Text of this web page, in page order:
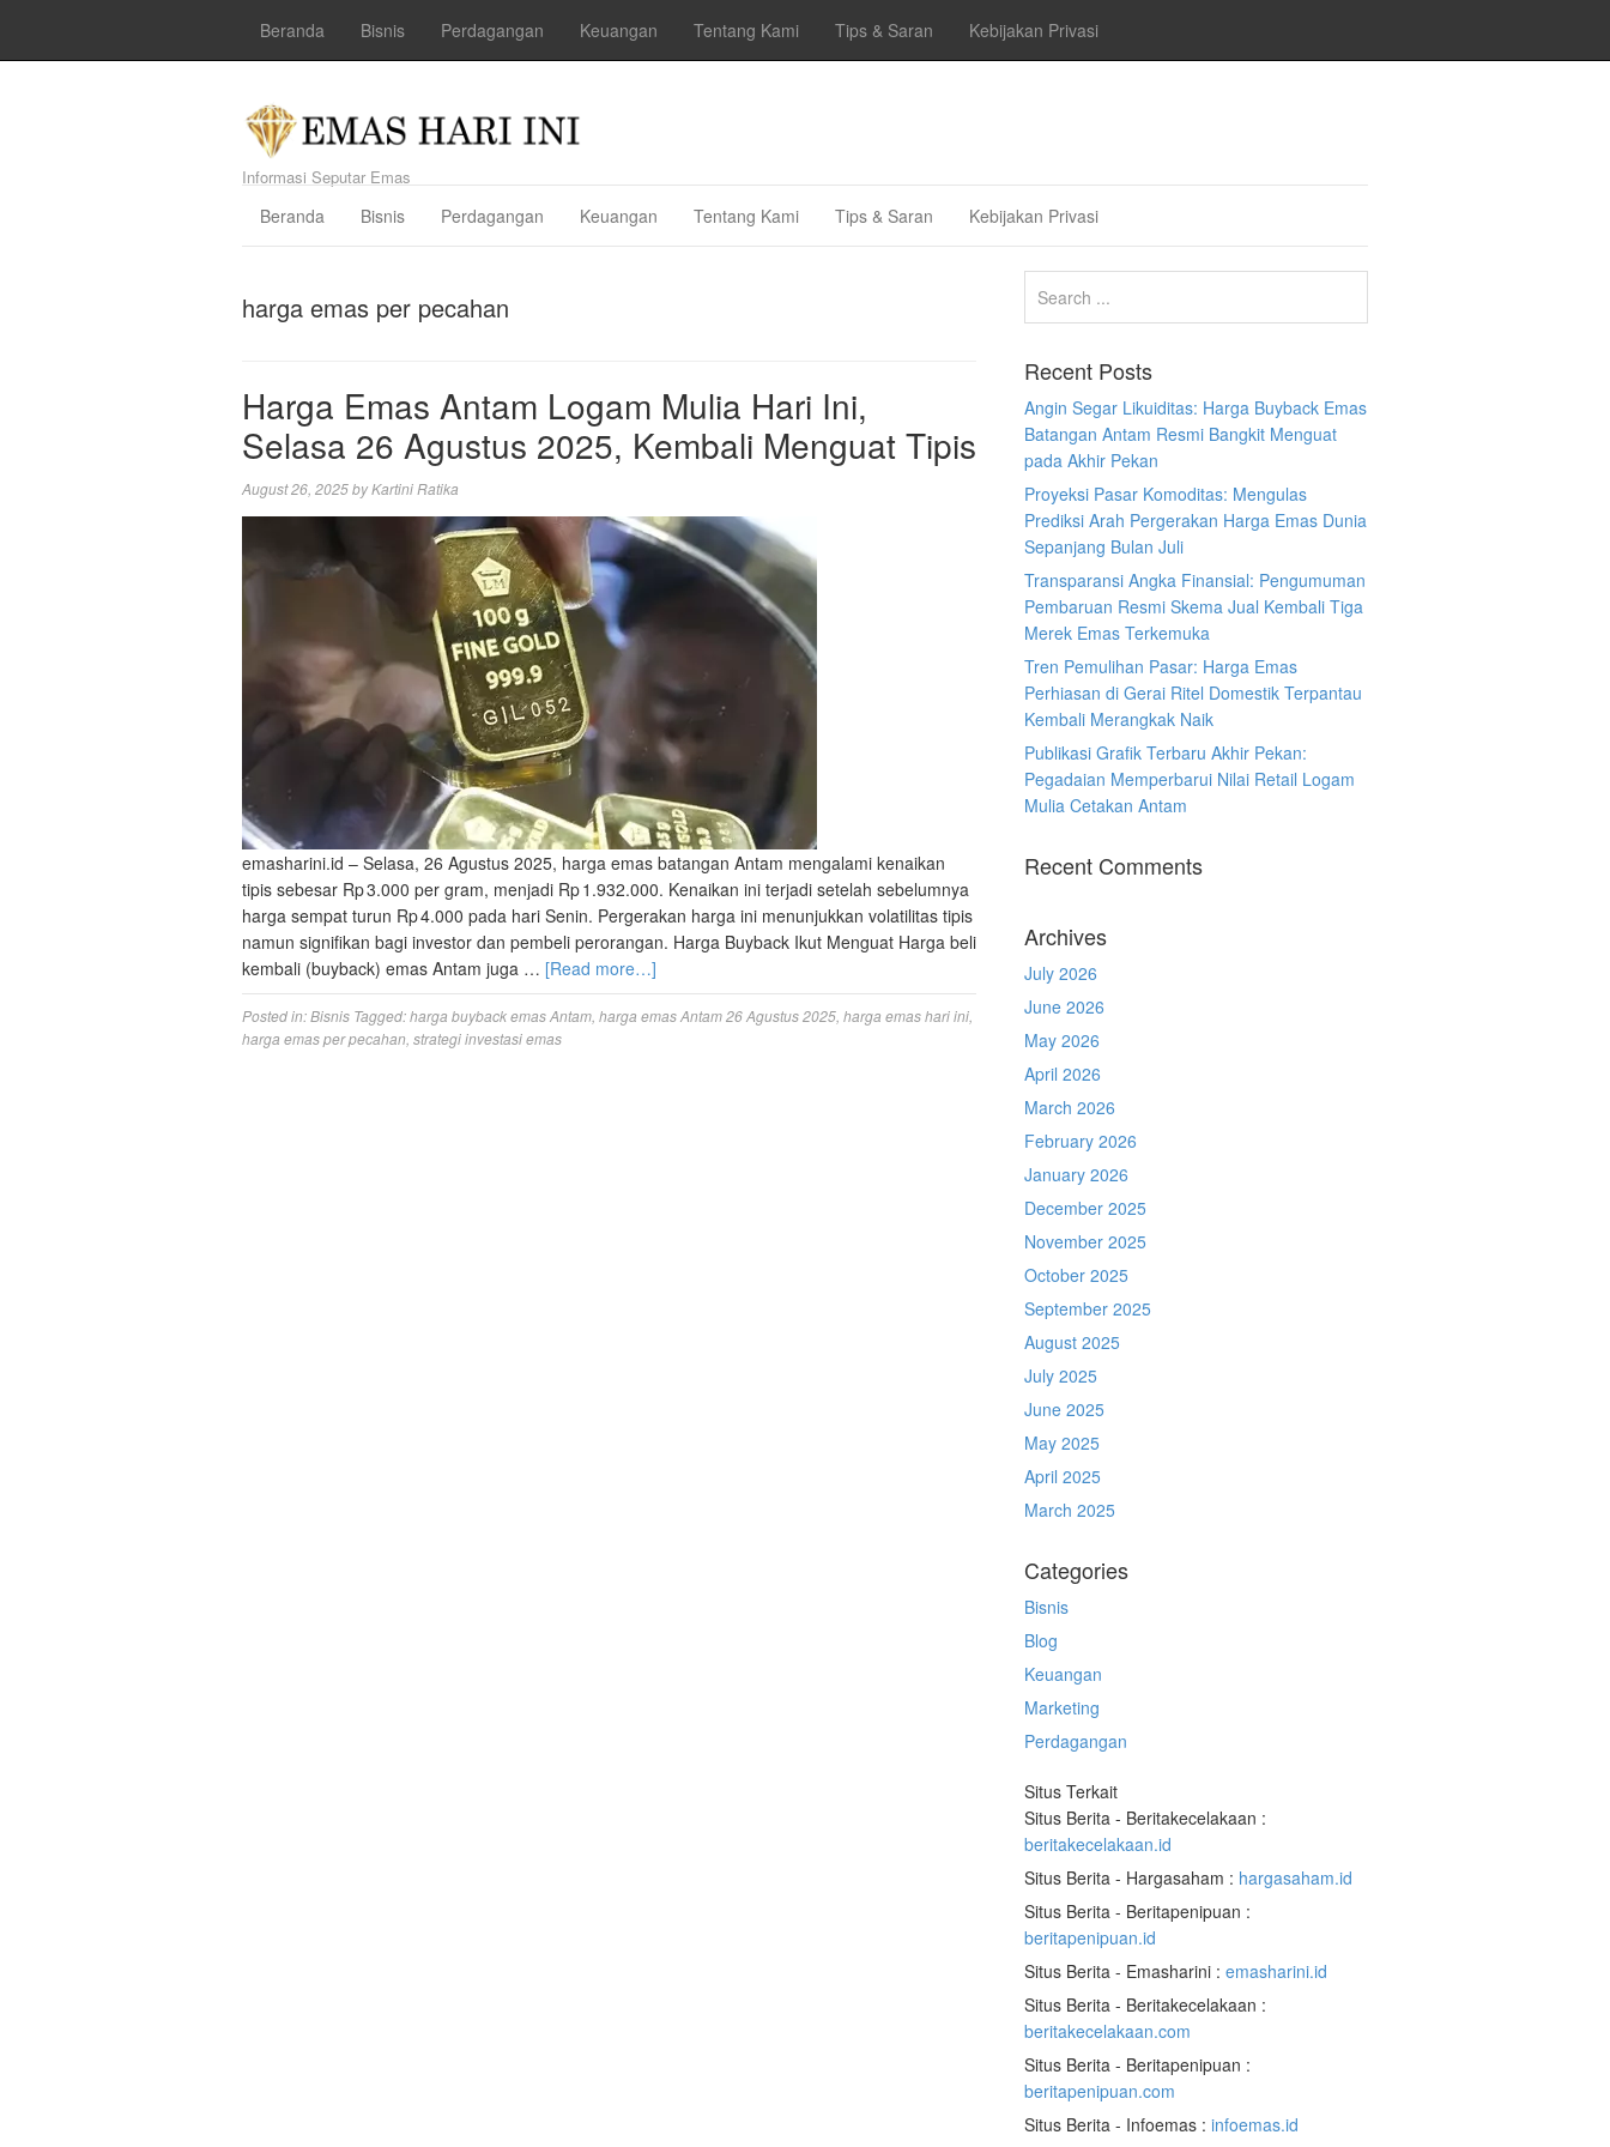
Beranda Bisnis Perdagangan Keuangan Tentang Kami Tips & Saran Kebijakan Privasi
Informasi Seputar Emas
Beranda Bisnis Perdagangan Keuangan Tentang Kami Tips & Saran Kebijakan Privasi
harga emas per pecahan
Harga Emas Antam Logam Mulia Hari Ini,
Selasa 26 Agustus 2025, Kembali Menguat Tipis
August 26, 2025byKartini Ratika
emasharini.id – Selasa, 26 Agustus 2025, harga emas batangan Antam mengalami kenaikan
tipis sebesar Rp 3.000 per gram, menjadi Rp 1.932.000. Kenaikan ini terjadi setelah sebelumnya
harga sempat turun Rp 4.000 pada hari Senin. Pergerakan harga ini menunjukkan volatilitas tipis
namun signifikan bagi investor dan pembeli perorangan. Harga Buyback Ikut Menguat Harga beli
kembali (buyback) emas Antam juga … [Read more…]
Posted in:Bisnis Tagged:harga buyback emas Antam harga emas Antam 26 Agustus 2025 harga emas hari ini
harga emas per pecahan strategi investasi emas
Recent Posts
Angin Segar Likuiditas: Harga Buyback Emas
Batangan Antam Resmi Bangkit Menguat
pada Akhir Pekan
Proyeksi Pasar Komoditas: Mengulas
Prediksi Arah Pergerakan Harga Emas Dunia
Sepanjang Bulan Juli
Transparansi Angka Finansial: Pengumuman
Pembaruan Resmi Skema Jual Kembali Tiga
Merek Emas Terkemuka
Tren Pemulihan Pasar: Harga Emas
Perhiasan di Gerai Ritel Domestik Terpantau
Kembali Merangkak Naik
Publikasi Grafik Terbaru Akhir Pekan:
Pegadaian Memperbarui Nilai Retail Logam
Mulia Cetakan Antam
Recent Comments
Archives
July 2026
June 2026
May 2026
April 2026
March 2026
February 2026
January 2026
December 2025
November 2025
October 2025
September 2025
August 2025
July 2025
June 2025
May 2025
April 2025
March 2025
Categories
Bisnis
Blog
Keuangan
Marketing
Perdagangan
Situs Terkait
Situs Berita - Beritakecelakaan :
beritakecelakaan.id
Situs Berita - Hargasaham : hargasaham.id
Situs Berita - Beritapenipuan :
beritapenipuan.id
Situs Berita - Emasharini :emasharini.id
Situs Berita - Beritakecelakaan :
beritakecelakaan.com
Situs Berita - Beritapenipuan :
beritapenipuan.com
Situs Berita - Infoemas :infoemas.id